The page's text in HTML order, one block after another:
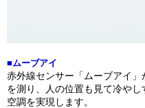
■ムーブアイ
赤外線センサー「ムーブアイ
を測り、人の位置も見て冷や
空調を実現します。